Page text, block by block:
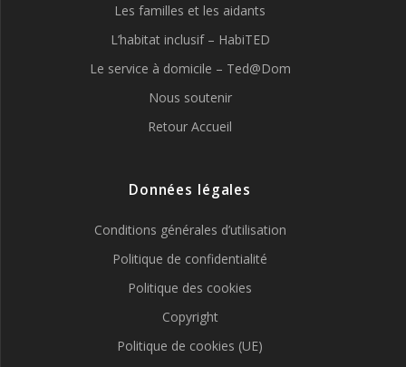
Les familles et les aidants
L’habitat inclusif – HabiTED
Le service à domicile – Ted@Dom
Nous soutenir
Retour Accueil
Données légales
Conditions générales d’utilisation
Politique de confidentialité
Politique des cookies
Copyright
Politique de cookies (UE)